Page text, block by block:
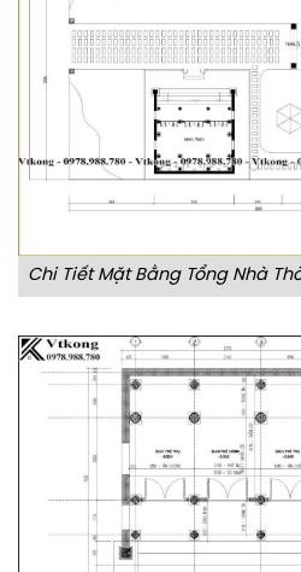
Chi Tiết Mặt Bằng Tổng Nhà